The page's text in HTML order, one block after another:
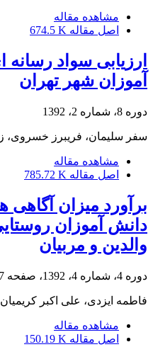
مشاهده مقاله
اصل مقاله 674.5 K
ارزیابی سواد
آموزان شهر تهران
دوره 8، شماره 2، 1392
سفر سلیمان، فریبرز خسروی،
مشاهده مقاله
اصل مقاله 785.72 K
برآورد میزان
دانش آموزان
والدین و مربیان
دوره 4، شماره 4، 1392، صفحه
فاطمه ایزدی، علی اکبر
مشاهده مقاله
اصل مقاله 150.19 K